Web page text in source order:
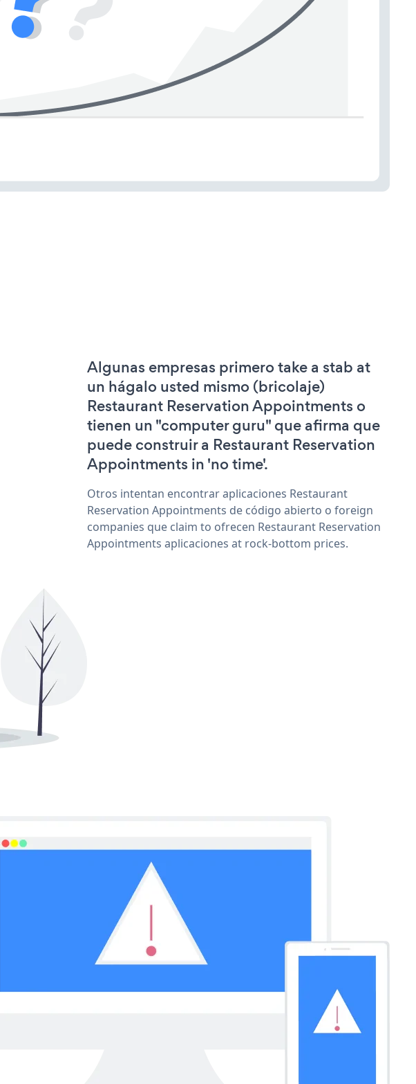
Algunas empresas primero take a stab at
un hágalo usted mismo (bricolaje)
Restaurant Reservation Appointments o
tienen un "computer guru" que afirma que
puede construir a Restaurant Reservation
Appointments in 'no time'.
Otros intentan encontrar aplicaciones Restaurant
Reservation Appointments de código abierto o foreign
companies que claim to ofrecen Restaurant Reservation
Appointments aplicaciones at rock-bottom prices.